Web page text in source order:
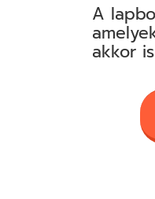
A
akkor